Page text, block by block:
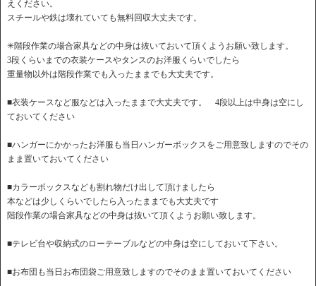
えください。
スチールや鉄は壊れていても無料回収大丈夫です。
✳︎階段作業の場合家具などの中身は抜いておいて頂くようお願い致します。
3段くらいまでの衣装ケースやタンスのお洋服くらいでしたら
重量物以外は階段作業でも入ったままでも大丈夫です。
■衣装ケースなど服などは入ったままで大丈夫です。 4段以上は中身は空にし
ておいてください
■ハンガーにかかったお洋服も当日ハンガーボックスをご用意致しますのでその
まま置いておいてください
■カラーボックスなども割れ物だけ出して頂けましたら
本などは少しくらいでしたら入ったままでも大丈夫です
階段作業の場合家具などの中身は抜いて頂くようお願い致します。
■テレビ台や収納式のローテーブルなどの中身は空にしておいて下さい。
■お布団も当日お布団袋ご用意致しますのでそのまま置いておいてください